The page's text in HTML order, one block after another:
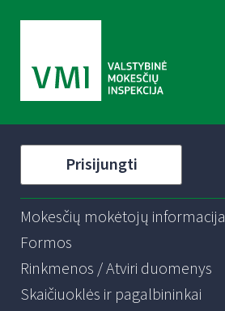
Prisijungti
Mokesčių mokėtojų informacija
Formos
Rinkmenos / Atviri duomenys
Skaičiuoklės ir pagalbininkai